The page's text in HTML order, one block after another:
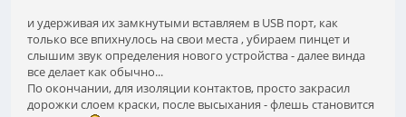
и удерживая их замкнутыми вставляем в USB порт, как
только все впихнулось на свои места , убираем пинцет и
слышим звук определения нового устройства - далее винда
все делает как обычно...
По окончании, для изоляции контактов, просто закрасил
дорожки слоем краски, после высыхания - флешь становится